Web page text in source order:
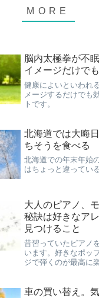
脳内太極拳が不
イメージだけで
健康によいといわれ
メージするだけでも
トです。
北海道では大晦
ちそうを食べる
北海道での年末年始
はちょっと違ってい
大人のピアノ、
秘訣は好きなア
見つけること
昔習っていたピアノ
います。好きなポッ
ジで弾くのが最高に
車の買い替え。